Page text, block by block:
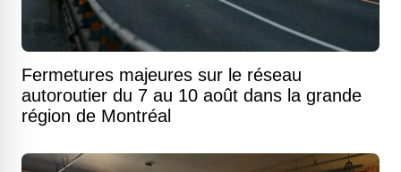
Fermetures majeures sur le réseau
autoroutier du 7 au 10 août dans la grande
région de Montréal